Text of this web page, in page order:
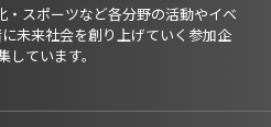
スポーツなど各分野の活動やイベ
未来社会を創り上げていく参加企
しています。